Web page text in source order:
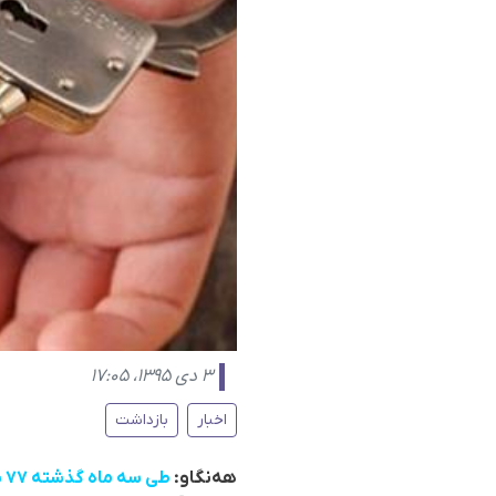
۳ دی ۱۳۹۵، ۱۷:۰۵
اخبار بازداشت
هەنگاو: طی سە ماه گذشتە ٧٧ شهروند کورد از سوی نهادهای امنیتی رژیم ایران بازداشت شدەاند.